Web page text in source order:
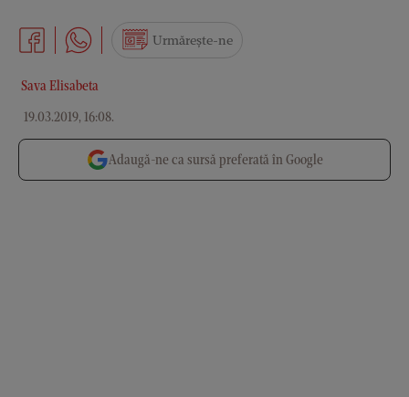
Sava Elisabeta
19.03.2019, 16:08.
Urmărește-ne
Adaugă-ne ca sursă preferată în Google